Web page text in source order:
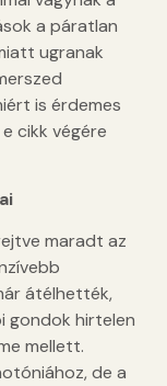
a páratlan
ugranak
is érdemes
cikk végére
maradt az
átélhették,
gondok hirtelen
mellett.
de a